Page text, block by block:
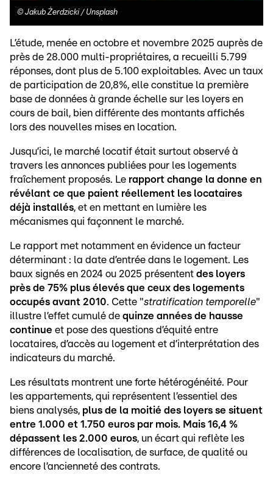
© Jakub Żerdzicki / Unsplash
L’étude, menée en octobre et novembre 2025 auprès de
près de 28.000 multi-propriétaires, a recueilli 5.799
réponses, dont plus de 5.100 exploitables. Avec un taux
de participation de 20,8%, elle constitue la première
base de données à grande échelle sur les loyers en
cours de bail, bien différente des montants affichés
lors des nouvelles mises en location.
Jusqu’ici, le marché locatif était surtout observé à
travers les annonces publiées pour les logements
fraîchement proposés. Le rapport change la donne en
révélant ce que paient réellement les locataires
déjà installés, et en mettant en lumière les
mécanismes qui façonnent le marché.
Le rapport met notamment en évidence un facteur
déterminant : la date d’entrée dans le logement. Les
baux signés en 2024 ou 2025 présentent des loyers
près de 75% plus élevés que ceux des logements
occupés avant 2010. Cette "stratification temporelle"
illustre l’effet cumulé de quinze années de hausse
continue et pose des questions d’équité entre
locataires, d’accès au logement et d’interprétation des
indicateurs du marché.
Les résultats montrent une forte hétérogénéité. Pour
les appartements, qui représentent l’essentiel des
biens analysés, plus de la moitié des loyers se situent
entre 1.000 et 1.750 euros par mois. Mais 16,4 %
dépassent les 2.000 euros, un écart qui reflète les
différences de localisation, de surface, de qualité ou
encore l’ancienneté des contrats.